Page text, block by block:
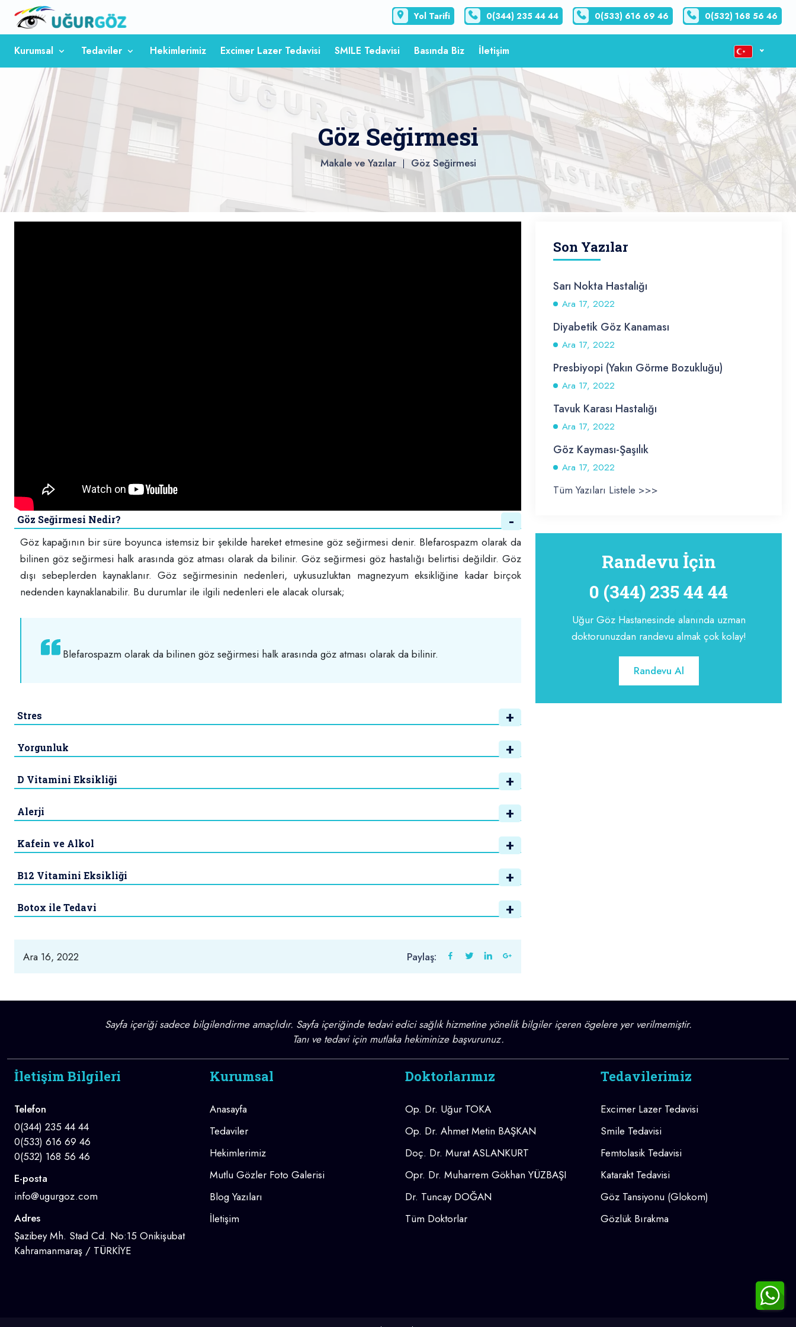
Yol Tarifi 0(344) 235 44 44 0(533) 616 69 46 0(532) 168 56 46
Kurumsal Tedaviler Hekimlerimiz Excimer Lazer Tedavisi SMILE Tedavisi Basında Biz İletişim
Göz Seğirmesi
Makale ve Yazılar Göz Seğirmesi
Göz Seğirmesi Nedir?
Göz kapağının bir süre boyunca istemsiz bir şekilde hareket etmesine göz seğirmesi denir. Blefarospazm olarak da
bilinen göz seğirmesi halk arasında göz atması olarak da bilinir. Göz seğirmesi göz hastalığı belirtisi değildir. Göz
dışı sebeplerden kaynaklanır. Göz seğirmesinin nedenleri, uykusuzluktan magnezyum eksikliğine kadar birçok
nedenden kaynaklanabilir. Bu durumlar ile ilgili nedenleri ele alacak olursak;
Blefarospazm olarak da bilinen göz seğirmesi halk arasında göz atması olarak da bilinir.
Stres
Yorgunluk
D Vitamini Eksikliği
Alerji
Kafein ve Alkol
B12 Vitamini Eksikliği
Botox ile Tedavi
Ara 16, 2022 Paylaş:
Son Yazılar
Sarı Nokta Hastalığı
Ara 17, 2022
Diyabetik Göz Kanaması
Ara 17, 2022
Presbiyopi (Yakın Görme Bozukluğu)
Ara 17, 2022
Tavuk Karası Hastalığı
Ara 17, 2022
Göz Kayması-Şaşılık
Ara 17, 2022
Tüm Yazıları Listele >>>
Randevu İçin
0 (344) 235 44 44
Uğur Göz Hastanesinde alanında uzman
doktorunuzdan randevu almak çok kolay!
Randevu Al
Sayfa içeriği sadece bilgilendirme amaçlıdır. Sayfa içeriğinde tedavi edici sağlık hizmetine yönelik bilgiler içeren ögelere yer verilmemiştir.
Tanı ve tedavi için mutlaka hekiminize başvurunuz.
İletişim Bilgileri
Telefon
0(344) 235 44 44
0(533) 616 69 46
0(532) 168 56 46
E-posta
info@ugurgoz.com
Adres
Şazibey Mh. Stad Cd. No:15 Onikişubat
Kahramanmaraş / TÜRKİYE
Kurumsal
Anasayfa
Tedaviler
Hekimlerimiz
Mutlu Gözler Foto Galerisi
Blog Yazıları
İletişim
Doktorlarımız
Op. Dr. Uğur TOKA
Op. Dr. Ahmet Metin BAŞKAN
Doç. Dr. Murat ASLANKURT
Opr. Dr. Muharrem Gökhan YÜZBAŞI
Dr. Tuncay DOĞAN
Tüm Doktorlar
Tedavilerimiz
Excimer Lazer Tedavisi
Smile Tedavisi
Femtolasik Tedavisi
Katarakt Tedavisi
Göz Tansiyonu (Glokom)
Gözlük Bırakma